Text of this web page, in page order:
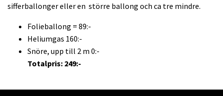
sifferballonger eller en större ballong och ca tre mindre.
Folieballong = 89:-
Heliumgas 160:-
Snöre, upp till 2 m 0:-
Totalpris: 249:-